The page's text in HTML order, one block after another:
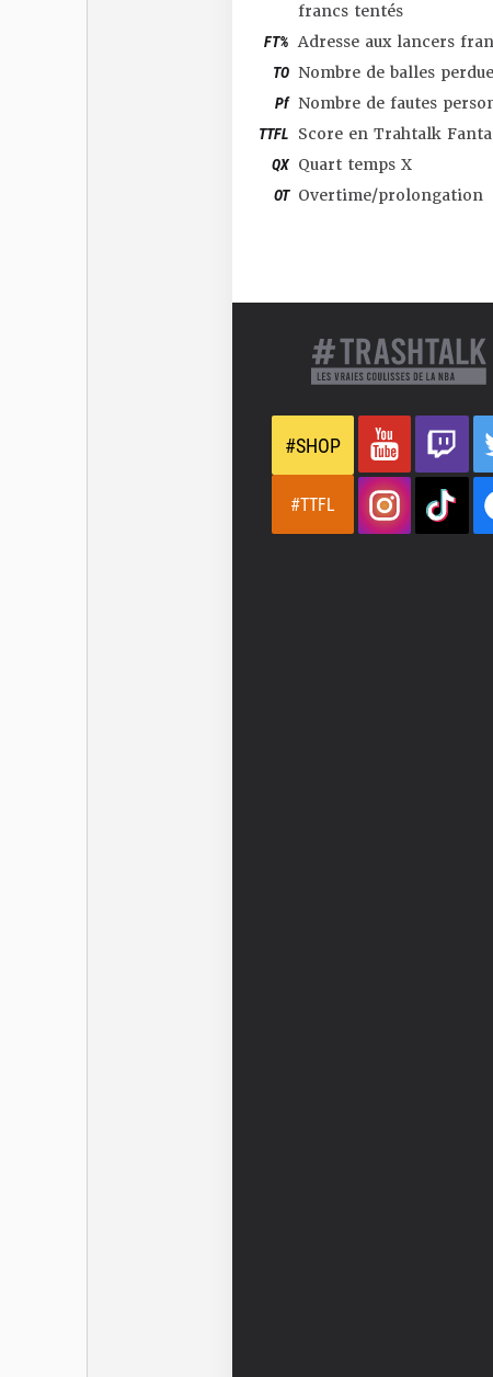
francs tentés
FT% Adresse aux lancers
TO Nombre de balles
Pf Nombre de fautes
TTFL Score en Trahtalk
QX Quart temps X
OT Overtime/prolongation
#SHOP
#TTFL